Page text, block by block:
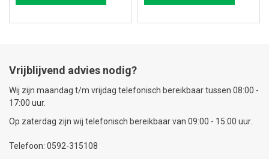
Vrijblijvend advies nodig?
Wij zijn maandag t/m vrijdag telefonisch bereikbaar tussen 08:00 -
17:00 uur.
Op zaterdag zijn wij telefonisch bereikbaar van 09:00 - 15:00 uur.
Telefoon: 0592-315108